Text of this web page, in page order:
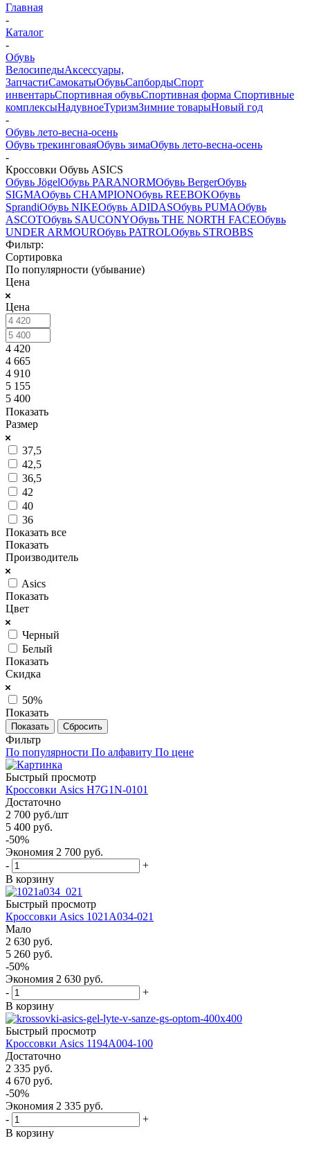
Главная
-
Каталог
-
Обувь
ВелосипедыАксессуары,
ЗапчастиСамокатыОбувьСапбордыСпорт
инвентарьСпортивная обувьСпортивная форма Спортивные
комплексыНадувноеТуризмЗимние товарыНовый год
-
Обувь лето-весна-осень
Обувь трекинговаяОбувь зимаОбувь лето-весна-осень
-
Кроссовки Обувь ASICS
Обувь JögelОбувь PARANORMОбувь BergerОбувь
SIGMAОбувь CHAMPIONОбувь REEBOKОбувь
SprandiОбувь NIKEОбувь ADIDASОбувь PUMAОбувь
ASCOTОбувь SAUCONYОбувь THE NORTH FACEОбувь
UNDER ARMOURОбувь PATROLОбувь STROBBS
Фильтр:
Сортировка
По популярности (убывание)
Цена
Цена
4 420
4 665
4 910
5 155
5 400
Показать
Размер
37,5
42,5
36,5
42
40
36
Показать все
Показать
Производитель
Asics
Показать
Цвет
Черный
Белый
Показать
Скидка
50%
Показать
Сбросить
Фильтр
По популярности По алфавиту По цене
Быстрый просмотр
Кроссовки Asics H7G1N-0101
Достаточно
2 700 руб./шт
5 400 руб.
-50%
Экономия 2 700 руб.
-
+
В корзину
Быстрый просмотр
Кроссовки Asics 1021А034-021
Мало
2 630 руб.
5 260 руб.
-50%
Экономия 2 630 руб.
-
+
В корзину
Быстрый просмотр
Кроссовки Asics 1194А004-100
Достаточно
2 335 руб.
4 670 руб.
-50%
Экономия 2 335 руб.
-
+
В корзину